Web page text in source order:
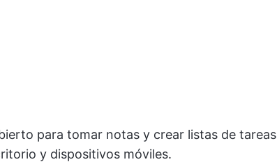
para tomar notas y crear listas de tareas
y dispositivos móviles.